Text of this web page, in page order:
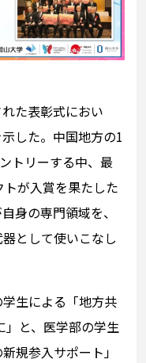
た表彰式におい
した。中国地方の1
トリーする中、最
が入賞を果たした
身の専門領域を、
として使いこなし
生による「地方共
」と、医学部の学生
規参入サポート」